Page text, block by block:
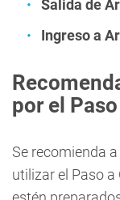
Salida de
Ingreso a
por el
Se recomienda
utilizar el Paso a